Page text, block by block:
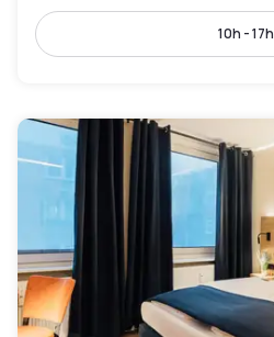
10h - 17h